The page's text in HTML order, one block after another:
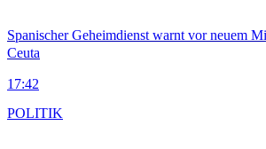
Spanischer Geheimdienst warnt vor neuem
Ceuta
17:42
POLITIK